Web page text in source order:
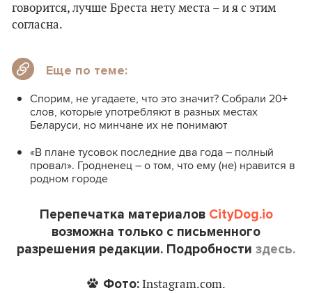
говорится, лучше Бреста нету места – и я с этим
согласна.
Еще по теме:
Спорим, не угадаете, что это значит? Собрали 20+
слов, которые употребляют в разных местах
Беларуси, но минчане их не понимают
«В плане тусовок последние два года – полный
провал». Гродненец – о том, что ему (не) нравится в
родном городе
Перепечатка материалов CityDog.io
возможна только с письменного
разрешения редакции. Подробности здесь.
Фото:Instagram.com.